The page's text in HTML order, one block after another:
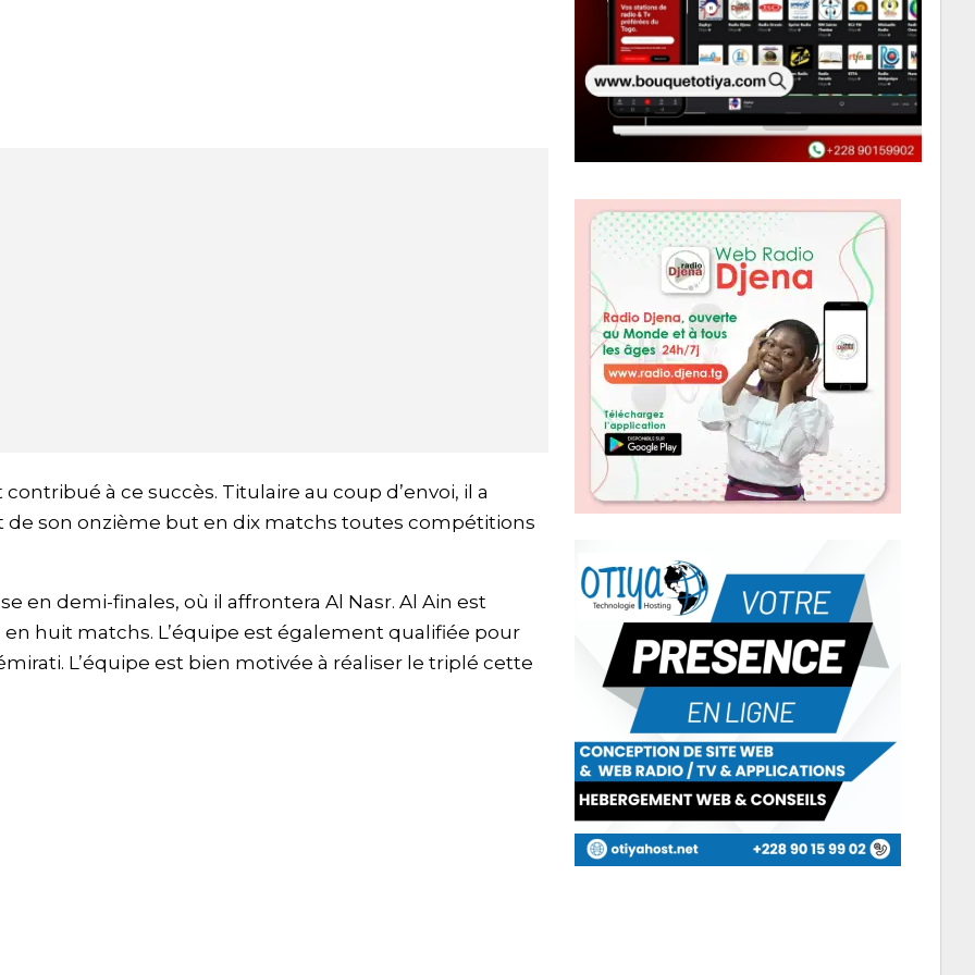
à ce succès. Titulaire au coup d’envoi, il a
de son onzième but en dix matchs toutes compétitions
en demi-finales, où il affrontera Al Nasr. Al Ain est
huit matchs. L’équipe est également qualifiée pour
L’équipe est bien motivée à réaliser le triplé cette